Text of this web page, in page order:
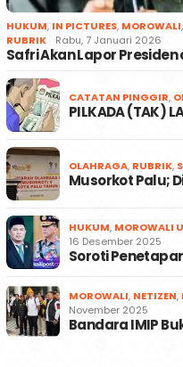
HUKUM, IN PICTURES, MOROWALI,
RUBRIK
Rabu, 7 Januari 2026
Safri Akan Lapor
CATATAN PINGGIR,
PILKADA (TAK)
OLAHRAGA, RUBRIK,
Musorkot Palu;
HUKUM, MOROWALI
16 Desember 2025
Soroti
MOROWALI, NETIZEN,
November 2025
Bandara IMIP